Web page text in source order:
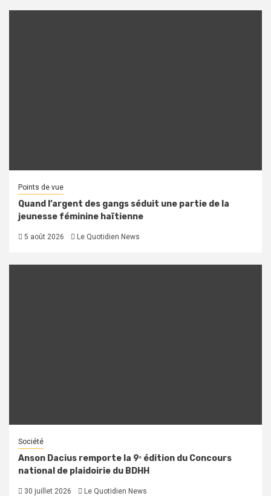
Points de vue
Quand l’argent des gangs séduit une partie de la
jeunesse féminine haïtienne
5 août 2026 Le Quotidien News
Société
Anson Dacius remporte la 9ᵉ édition du Concours
national de plaidoirie du BDHH
30 juillet 2026 Le Quotidien News